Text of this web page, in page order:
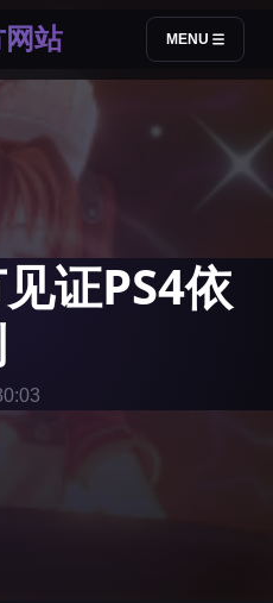
站 MENU
证PS4依